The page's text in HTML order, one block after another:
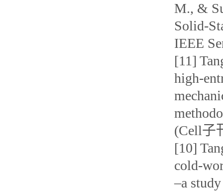
M., &
Solid-
IEEE
[11]
high-
(Cell子
[10]
cold-
–a